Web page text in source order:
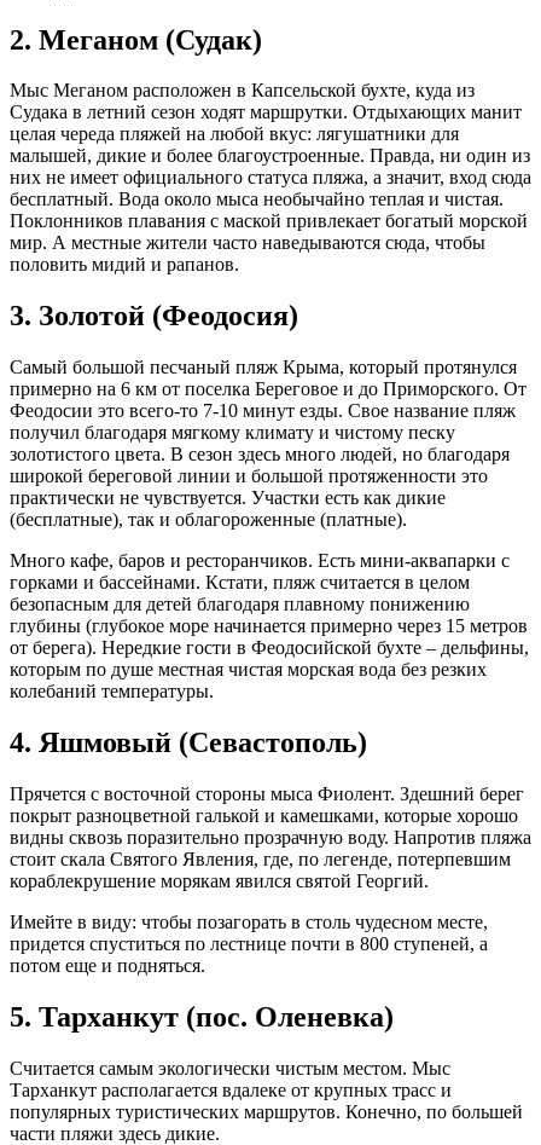
2. Меганом (Судак)
Мыс Меганом расположен в Капсельской бухте, куда из
Судака в летний сезон ходят маршрутки. Отдыхающих манит
целая череда пляжей на любой вкус: лягушатники для
малышей, дикие и более благоустроенные. Правда, ни один из
них не имеет официального статуса пляжа, а значит, вход сюда
бесплатный. Вода около мыса необычайно теплая и чистая.
Поклонников плавания с маской привлекает богатый морской
мир. А местные жители часто наведываются сюда, чтобы
половить мидий и рапанов.
3. Золотой (Феодосия)
Самый большой песчаный пляж Крыма, который протянулся
примерно на 6 км от поселка Береговое и до Приморского. От
Феодосии это всего-то 7-10 минут езды. Свое название пляж
получил благодаря мягкому климату и чистому песку
золотистого цвета. В сезон здесь много людей, но благодаря
широкой береговой линии и большой протяженности это
практически не чувствуется. Участки есть как дикие
(бесплатные), так и облагороженные (платные).
Много кафе, баров и ресторанчиков. Есть мини-аквапарки с
горками и бассейнами. Кстати, пляж считается в целом
безопасным для детей благодаря плавному понижению
глубины (глубокое море начинается примерно через 15 метров
от берега). Нередкие гости в Феодосийской бухте – дельфины,
которым по душе местная чистая морская вода без резких
колебаний температуры.
4. Яшмовый (Севастополь)
Прячется с восточной стороны мыса Фиолент. Здешний берег
покрыт разноцветной галькой и камешками, которые хорошо
видны сквозь поразительно прозрачную воду. Напротив пляжа
стоит скала Святого Явления, где, по легенде, потерпевшим
кораблекрушение морякам явился святой Георгий.
Имейте в виду: чтобы позагорать в столь чудесном месте,
придется спуститься по лестнице почти в 800 ступеней, а
потом еще и подняться.
5. Тарханкут (пос. Оленевка)
Считается самым экологически чистым местом. Мыс
Тарханкут располагается вдалеке от крупных трасс и
популярных туристических маршрутов. Конечно, по большей
части пляжи здесь дикие.